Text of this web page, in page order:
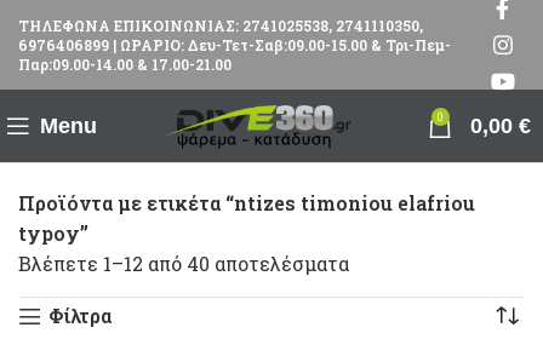
ΤΗΛΕΦΩΝΑ ΕΠΙΚΟΙΝΩΝΙΑΣ: 2741025538, 2741110350,
6976406899 | ΩΡΑΡΙΟ: Δευ-Τετ-Σαβ:09.00-15.00 & Τρι-Πεμ-
Παρ:09.00-14.00 & 17.00-21.00
Menu 0 0,00 €
Προϊόντα με ετικέτα “ntizes timoniou elafriou
typoy”
Βλέπετε 1–12 από 40 αποτελέσματα
Φίλτρα